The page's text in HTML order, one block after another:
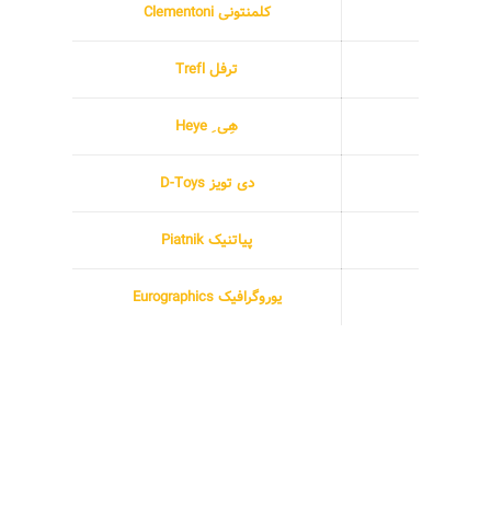
کلمنتونی Clementoni
ترفل Trefl
هِی ِ Heye
دی تویز D-Toys
پیاتنیک Piatnik
یوروگرافیک Eurographics